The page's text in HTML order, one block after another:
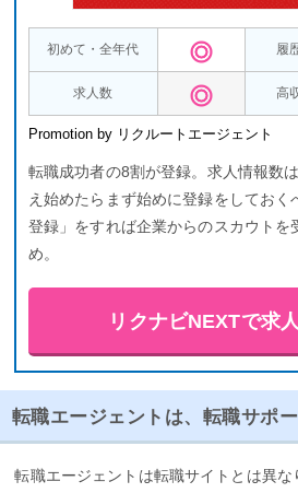
初めて・全年代 履
求人数 高
Promotion by リクルートエージェント
転職成功者の8割が登録。求人情報数
え始めたらまず始めに登録をしておく
登録」をすれば企業からのスカウトを
め。
リクナビNEXTで求
転職エージェントは、転職サポー
転職エージェントは転職サイトとは異